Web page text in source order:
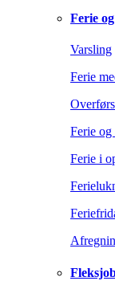
Ferie
Varsling
Ferie
Ferie og
Ferie i